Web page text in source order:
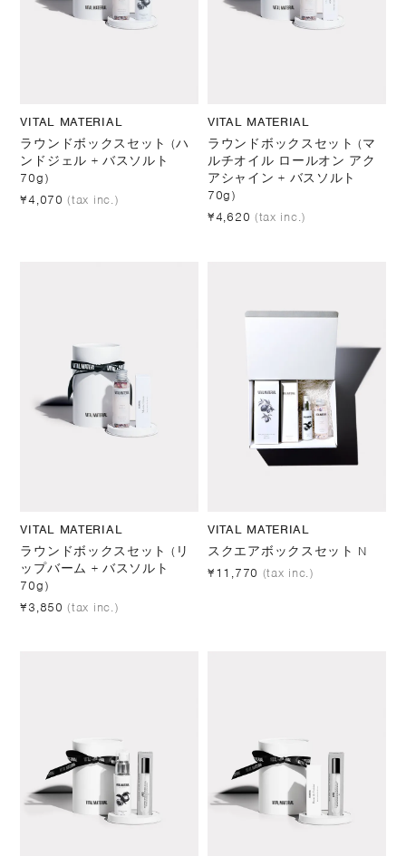
VITAL MATERIAL
ラウンドボックスセット (ハ
ンドジェル + バスソルト
70g)
¥4,070 (tax inc.)
VITAL MATERIAL
ラウンドボックスセット (マ
ルチオイル ロールオン アク
アシャイン + バスソルト
70g)
¥4,620 (tax inc.)
VITAL MATERIAL
ラウンドボックスセット (リ
ップバーム + バスソルト
70g)
¥3,850 (tax inc.)
VITAL MATERIAL
スクエアボックスセット N
¥11,770 (tax inc.)